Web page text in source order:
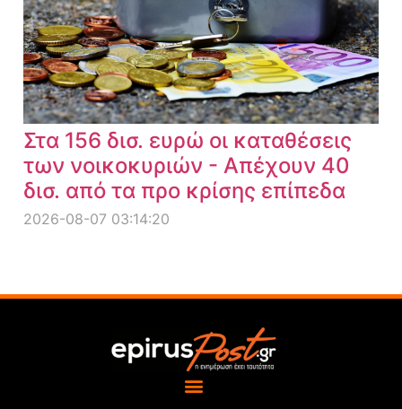
Στα 156 δισ. ευρώ οι καταθέσεις
των νοικοκυριών - Απέχουν 40
δισ. από τα προ κρίσης επίπεδα
2026-08-07 03:14:20